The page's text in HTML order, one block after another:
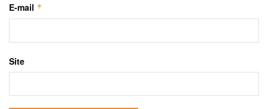
E-mail *
Site